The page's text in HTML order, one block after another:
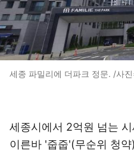
세종 파밀리에 더파크 정문. /사
세종시에서 2억원 넘는
이른바 '줍줍'(무순위 청